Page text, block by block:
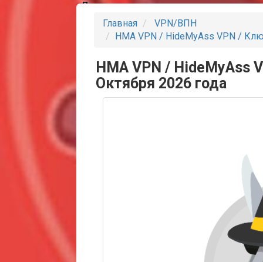
Партнеры
Главная
VPN/ВПН
HMA VPN / HideMyAss VPN /
HMA VPN /
Октября 2026 года